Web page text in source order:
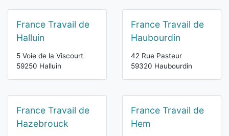
France Travail de
Halluin
5 Voie de la Viscourt
59250 Halluin
France Travail de
Haubourdin
42 Rue Pasteur
59320 Haubourdin
France Travail de
Hazebrouck
France Travail de
Hem